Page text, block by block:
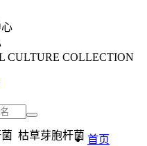
CULTURE COLLECTION
枯草芽胞杆菌 首页